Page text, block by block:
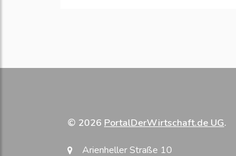
© 2026 PortalDerWirtschaft.de UG.
Arienheller Straße 10